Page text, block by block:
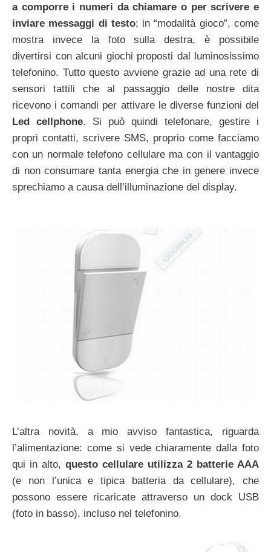
a comporre i numeri da chiamare o per scrivere e
inviare messaggi di testo; in “modalità gioco”, come
mostra invece la foto sulla destra, è possibile
divertirsi con alcuni giochi proposti dal luminosissimo
telefonino. Tutto questo avviene grazie ad una rete di
sensori tattili che al passaggio delle nostre dita
ricevono i comandi per attivare le diverse funzioni del
Led cellphone. Si può quindi telefonare, gestire i
propri contatti, scrivere SMS, proprio come facciamo
con un normale telefono cellulare ma con il vantaggio
di non consumare tanta energia che in genere invece
sprechiamo a causa dell’illuminazione del display.
L’altra novità, a mio avviso fantastica, riguarda
l’alimentazione: come si vede chiaramente dalla foto
qui in alto, questo cellulare utilizza 2 batterie AAA
(e non l’unica e tipica batteria da cellulare), che
possono essere ricaricate attraverso un dock USB
(foto in basso), incluso nel telefonino.